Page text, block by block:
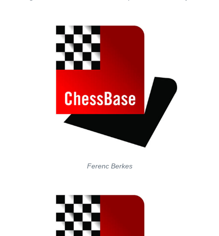
Ferenc Berkes